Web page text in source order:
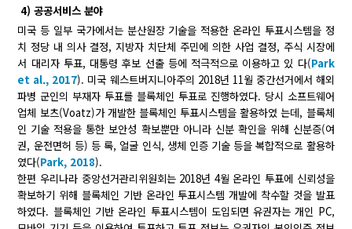
4) 공공서비스 분야
미국 등 일부 국가에서는 분산원장 기술을 적용한 온라인 투표시스템을 정
치 정당 내 의사 결정, 지방자 치단체 주민에 의한 사업 결정, 주식 시장에
서 대리자 투표, 대통령 후보 선출 등에 적극적으로 이용하고 있 다(Park
et al., 2017). 미국 웨스트버지니아주의 2018년 11월 중간선거에서 해외
파병 군인의 부재자 투표를 블록체인 투표로 진행하였다. 당시 소프트웨어
업체 보츠(Voatz)가 개발한 블록체인 투표시스템을 활용하였 는데, 블록체
인 기술 적용을 통한 보안성 확보뿐만 아니라 신분 확인을 위해 신분증(여
권, 운전면허 등) 등 록, 얼굴 인식, 생체 인증 기술 등을 복합적으로 활용하
였다(Park, 2018).
한편 우리나라 중앙선거관리위원회는 2018년 4월 온라인 투표에 신뢰성을
확보하기 위해 블록체인 기반 온라인 투표시스템 개발에 착수할 것을 발표
하였다. 블록체인 기반 온라인 투표시스템이 도입되면 유권자는 개인 PC,